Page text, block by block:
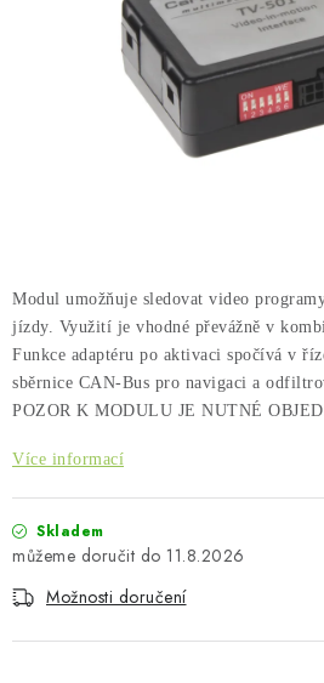
AUTODOPLŇKY
BOXY NA TAŽNÁ ZAŘÍZENÍ
OSTATNÍ NOSIČE
STŘEŠNÍ KOŠE
CESTOVNÍ ZAVAZADLA
DÁRKOVÉ POUKAZY
Modul umožňuje sledovat video
jízdy. Využití je vhodné převážně v
Funkce adaptéru po aktivaci spočívá v
sběrnice CAN-Bus pro navigaci a
POZOR K MODULU JE NUTNÉ
Více informací
Skladem
11.8.2026
Možnosti doručení